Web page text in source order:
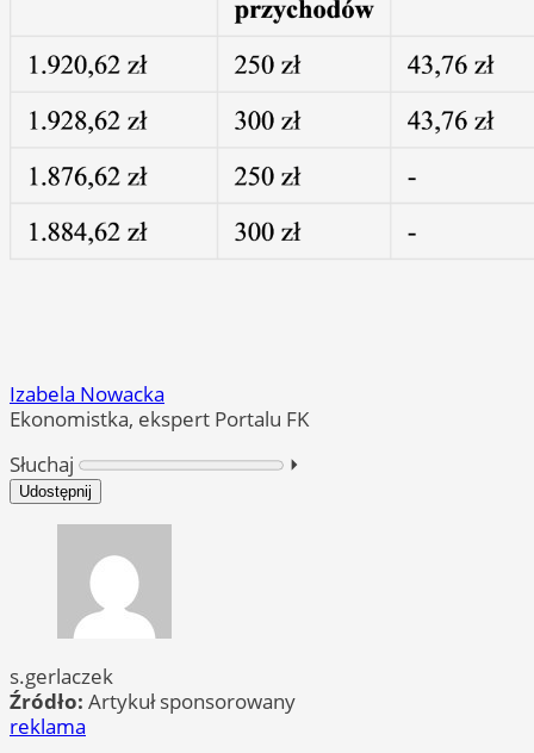
Izabela Nowacka
Ekonomistka, ekspert Portalu FK
Słuchaj
⏵︎
Udostępnij
s.gerlaczek
Źródło: Artykuł sponsorowany
reklama